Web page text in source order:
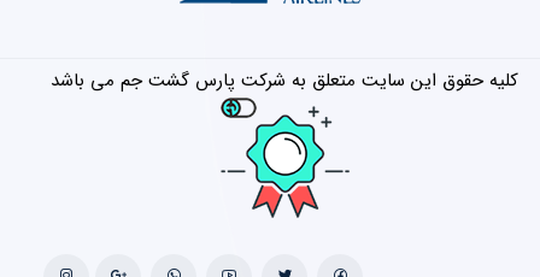
کلیه حقوق این سایت متعلق به شرکت پارس گشت جم می باشد